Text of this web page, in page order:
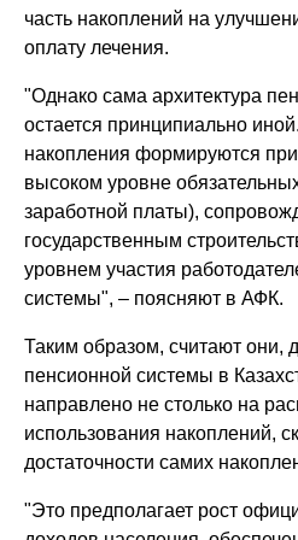
часть накоплений на
оплату лечения.
"Однако сама архитектура
остается принципиально
накопления формируются
высоком уровне
заработной платы),
государственным
уровнем участия
системы", – поясняют в АФК.
Таким образом, считают они,
пенсионной системы в
направлено не столько на
использования накоплений,
достаточности самих
"Это предполагает рост